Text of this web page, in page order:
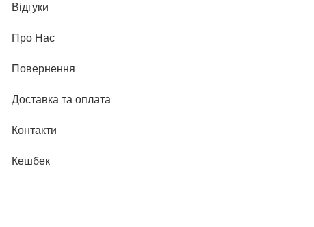
Відгуки
Про Нас
Повернення
Доставка та оплата
Контакти
Кешбек